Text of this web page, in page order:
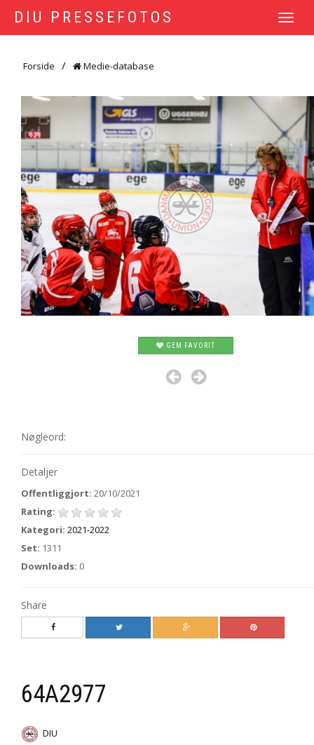
DIU PRESSEFOTOS
TOGGLE
Forside Medie-database
GEM FAVORIT
Nøgleord:
Detaljer
Offentliggjort: 20/10/2021
Rating:
Kategori: 2021-2022
Set: 1311
Downloads: 0
Share
64A2977
DIU